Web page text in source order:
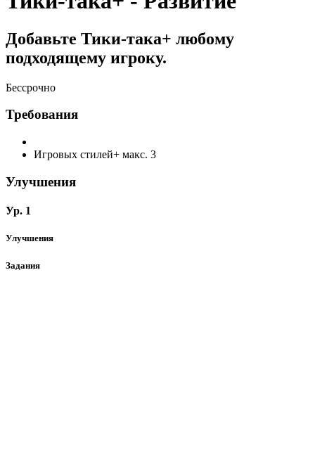
Добавьте Тики-така+ любому
подходящему игроку.
Бессрочно
Требования
Игровых стилей+ макс. 3
Улучшения
Ур. 1
Улучшения
Задания